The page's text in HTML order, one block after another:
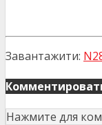
Завантажити:
Нажмите для